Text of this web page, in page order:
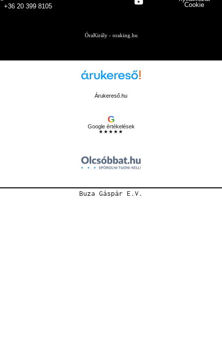
+36 20 399 8105
Cookie
ÓraKirály - oraking.hu
Árukereső.hu
G
Google értékelések
★★★★★
Buza Gáspár E.V.